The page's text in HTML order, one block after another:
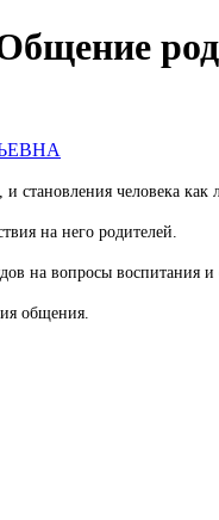
становления человека как
на него родителей.
на вопросы воспитания
общения.